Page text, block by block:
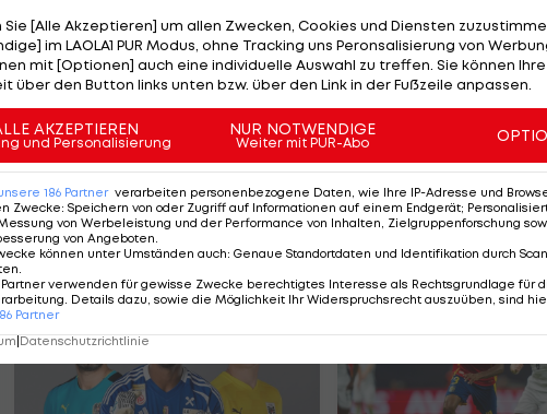
Geoffroy Serey Die beim Erklingen der ivorischen Hymne in
was den Spieler der Elfenbeinküste zum Weinen bringt,
um seinen Vater trauert, der zwei Stunden vor dem Spiel
stellt sich nur bedingt als richtig heraus. "Ich dachte an
auch an mein schweres Leben gedacht", sagt der 29-
Sie [Alle Akzeptieren] um allen Zwecken, Cookies und Diensten
im LAOLA1 PUR Modus, ohne Tracking uns Peronsalisierung von
mit [Optionen] auch eine individuelle Auswahl zu treffen. Sie können
über den Button links unten bzw. über den Link in der Fußzeile anpassen.
AKZEPTIEREN
und Personalisierung
NUR NOTWENDIGE
Weiter mit PUR-Abo
186 Partner verarbeiten personenbezogene Daten, wie Ihre IP-Adresse und
Zwecke: Speichern von oder Zugriff auf Informationen auf einem Endgerät;
von Werbeleistung und der Performance von Inhalten, Zielgruppenforschung
von Angeboten
können unter Umständen auch: Genaue Standortdaten und Identifikation durch
verwenden für gewisse Zwecke berechtigtes Interesse als Rechtsgrundlage für
Details dazu, sowie die Möglichkeit Ihr Widerspruchsrecht auszuüben, sind
Partner
|Datenschutzrichtlinie